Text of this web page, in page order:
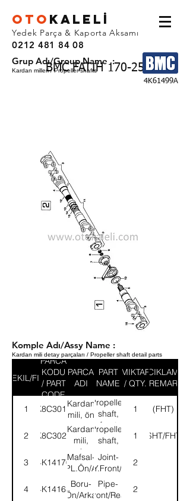
OTO KALEL İ
Yedek Parça & Kaporta Aksamı
0212 481 84 08
BMC FATIH 170-25
Grup Adı/Group Name :
Kardan milleri / Propeller shafts
4K61499A
Komple Adı/Assy Name :
Kardan mili detay parçaları / Propeller shaft detail parts
SEKIL/FIG
PARCA
KODU
/ PART
CODE
PARCA
ADI
PART
NAME
MIKTAR
/ QTY.
ACIKLAMA
/ REMARK
1 K8C3019
Kardan
mili, ön
Propeller
shaft,
front
1 (FHT)
2 K8C3020
Kardan
mili,
arka
Propeller
shaft,
rear
1 (SHT/FHT)
3 4K14170
Mafsal-
KMPL.Ön/Arka
Joint-
ASSY.Front/Rear
2
4 4K14165
Boru-
Ön/Arka
Pipe-
Front/Rear
2